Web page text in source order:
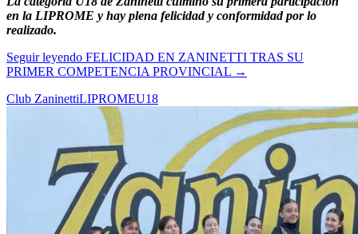
en la LIPROME y hay plena felicidad y conformidad por lo
realizado.
Seguir leyendo FELICIDAD EN ZANINETTI TRAS SU
PRIMER COMPETENCIA PROVINCIAL →
Club ZaninettiLIPROMEU18